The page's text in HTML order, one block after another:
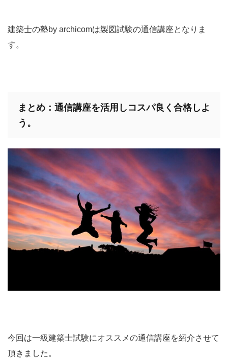
建築士の塾by archicomは製図試験の通信講座となりま
す。
まとめ：通信講座を活用しコスパ良く合格しよ
う。
今回は一級建築士試験にオススメの通信講座を紹介させて
頂きました。